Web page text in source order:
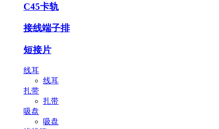
C45卡轨
接线端子排
短接片
线耳
线耳
扎带
扎带
吸盘
吸盘